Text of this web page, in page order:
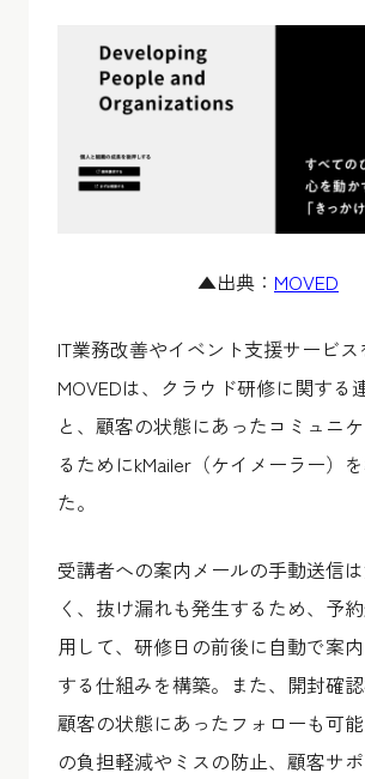
▲出典： MOVED
IT業務改善やイベント支援サービス
MOVEDは、クラウド研修に関する
と、顧客の状態にあったコミュニ
るためにkMailer（ケイメーラー）
た。
受講者への案内メールの手動送信
く、抜け漏れも発生するため、予
用して、研修日の前後に自動で案
する仕組みを構築。また、開封確認
顧客の状態にあったフォローも可
の負担軽減やミスの防止、顧客サ